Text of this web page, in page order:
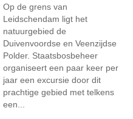
Op de grens van
Leidschendam ligt het
natuurgebied de
Duivenvoordse en Veenzijdse
Polder. Staatsbosbeheer
organiseert een paar keer per
jaar een excursie door dit
prachtige gebied met telkens
een...